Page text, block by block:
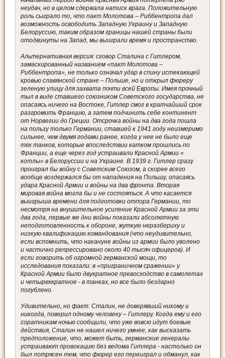
неудач, но в целом сдержала натиск врага. Положительную
роль сыграло то, что пакт Молотова – Риббентропа дал
возможность освободить Западную Украину и Западную
Белоруссию, таким образом границы нашей страны были
отодвинуты на Запад, мы выиграли время и пространство.
Альтернативная версия: сговор Сталина с Гитлером,
замаскированный названием «пакт Молотова –
Риббентропа», не только означал удар в спину истекающей
кровью славянской стране – Польше, но и открыл фюреру
зеленую улицу для захвата почти всей Европы. Имея прочный
тыл в виде ставшего союзником Советского государства, не
опасаясь ничего на Востоке, Гитлер смог в кратчайший срок
разгромить Францию, а затем подчинить себе континент
от Норвегии до Греции. Отсрочка войны на два года пошла
на пользу только Германии, ставшей к 1941 году неизмеримо
сильнее, чем двумя годами ранее, когда у нее не было еще
тех танков, которые впоследствии катком прошлись по
Франции, а еще через год устраивали Красной Армии «
котлы» в Белоруссии и на Украине. В 1939 г. Гитлер сразу
проиграл бы войну с Советским Союзом, а скорее всего
вообще воздержался бы от нападения на Польшу, опасаясь
удара Красной Армии и войны на два фронта. Вторая
мировая война могла бы и не состояться. А что касается
выигрыша времени для подготовки отпора Германии, то
несмотря на внушительное усиление Красной Армии за эти
два года, первые же дни войны показали абсолютную
неподготовленность к обороне, жуткую неразбериху и
низкую квалификацию командования (что неудивительно,
если вспомнить, что накануне войны из армии было уволено
и частично репрессировано около 40 тысяч офицеров). И
если говорить об огромной германской мощи, то
исследования показали: в «приграничном сражении» у
Красной Армии было двукратное превосходство в самолетах
и четырехкратное - в танках, но все было бездарно
погублено.
Удивительно, но факт: Сталин, не доверявший никому и
никогда, поверил одному человеку – Гитлеру. Когда ему и его
соратникам ночью сообщили, что уже вовсю идут боевые
действия, Сталин не нашел ничего умнее, как высказать
предположение, что, может быть, германские генералы
устраивают провокацию без ведома Гитлера - настолько он
был потрясен тем, что фюрер его переиграл и обманул, как